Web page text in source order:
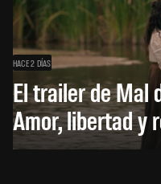
HACE 2 DÍAS
El trailer de Mal
Amor, libertad y